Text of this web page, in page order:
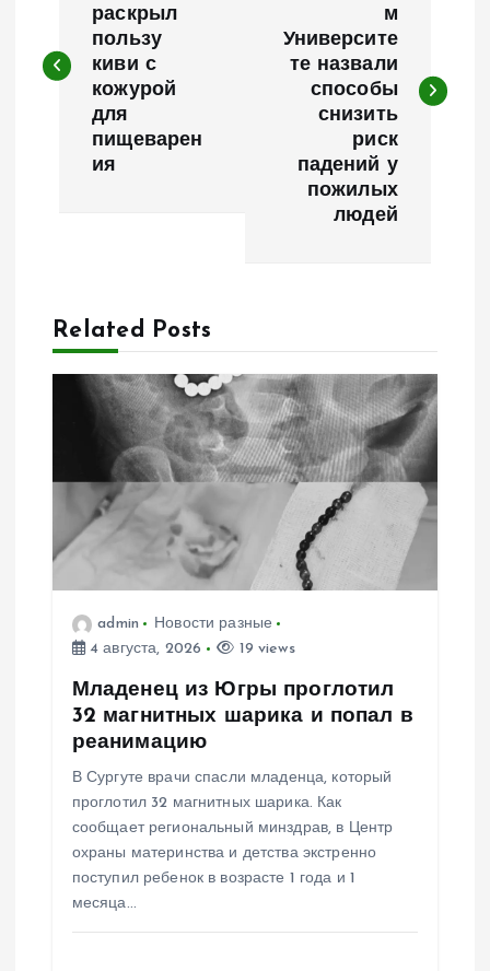
в
и
я
о
а
раскрыл
пользу
киви с
кожурой
для
пищеварен
ия
м
Университе
те назвали
способы
снизить
риск
падений у
пожилых
людей
Related Posts
admin
Новости разные
4 августа, 2026
19 views
Младенец из Югры проглотил
32 магнитных шарика и попал в
реанимацию
В Сургуте врачи спасли младенца, который
проглотил 32 магнитных шарика. Как
сообщает региональный минздрав, в Центр
охраны материнства и детства экстренно
поступил ребенок в возрасте 1 года и 1
месяца…